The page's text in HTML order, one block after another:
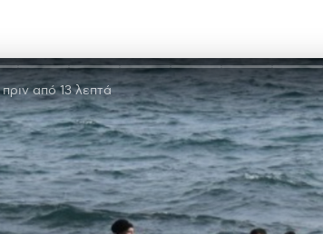
πριν από 13 λεπτά